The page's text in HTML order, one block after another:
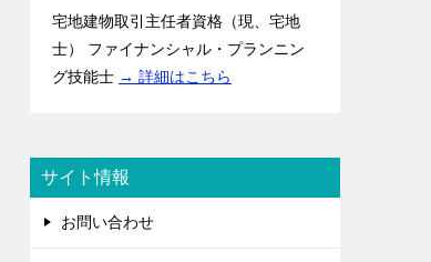
宅地建物取引主任者資格（現、宅地
士） ファイナンシャル・プランニン
グ技能士 → 詳細はこちら
サイト情報
お問い合わせ